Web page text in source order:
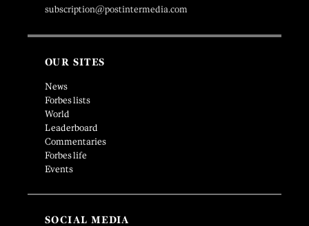
subscription@postintermedia.com
OUR SITES
News
Forbes lists
World
Leaderboard
Commentaries
Forbes life
Events
SOCIAL MEDIA